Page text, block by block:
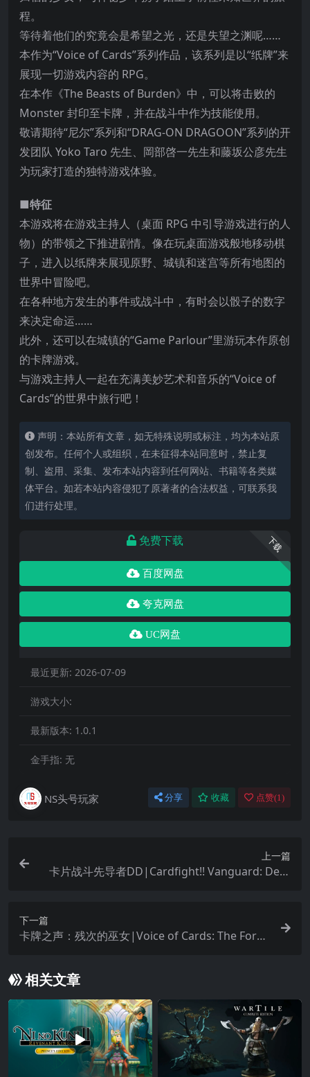
程。
等待着他们的究竟会是希望之光，还是失望之渊呢……
本作为“Voice of Cards”系列作品，该系列是以“纸牌”来
展现一切游戏内容的 RPG。
在本作《The Beasts of Burden》中，可以将击败的
Monster 封印至卡牌，并在战斗中作为技能使用。
敬请期待“尼尔”系列和“DRAG-ON DRAGOON”系列的开
发团队 Yoko Taro 先生、岡部啓一先生和藤坂公彦先生
为玩家打造的独特游戏体验。
■特征
本游戏将在游戏主持人（桌面 RPG 中引导游戏进行的人
物）的带领之下推进剧情。像在玩桌面游戏般地移动棋
子，进入以纸牌来展现原野、城镇和迷宫等所有地图的
世界中冒险吧。
在各种地方发生的事件或战斗中，有时会以骰子的数字
来决定命运……
此外，还可以在城镇的“Game Parlour”里游玩本作原创
的卡牌游戏。
与游戏主持人一起在充满美妙艺术和音乐的“Voice of
Cards”的世界中旅行吧！
声明：本站所有文章，如无特殊说明或标注，均为本站原
创发布。任何个人或组织，在未征得本站同意时，禁止复
制、盗用、采集、发布本站内容到任何网站、书籍等各类媒
体平台。如若本站内容侵犯了原著者的合法权益，可联系我
们进行处理。
下载
免费下载
百度网盘
夸克网盘
UC网盘
最近更新: 2026-07-09
游戏大小:
最新版本: 1.0.1
金手指: 无
NS头号玩家 分享 收藏 点赞(1 )
上一篇
卡片战斗先导者DD|Cardfight!! Vanguard: Dear
下一篇
卡牌之声：残次的巫女|Voice of Cards: The Forsa
相关文章